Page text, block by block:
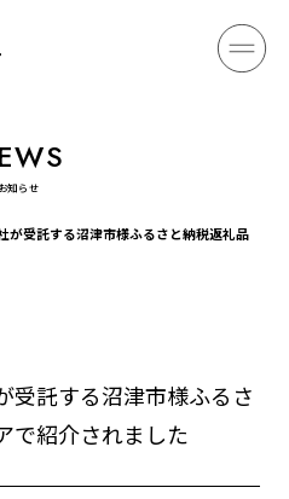
お知らせ
が受託する沼津市様ふるさと納税返礼品
受託する沼津市様ふるさ
で紹介されました